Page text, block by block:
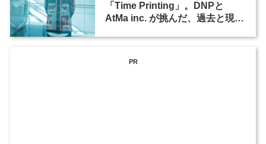
「Time Printing」。DNPと
AtMa inc. が挑んだ、過去と現代
PR